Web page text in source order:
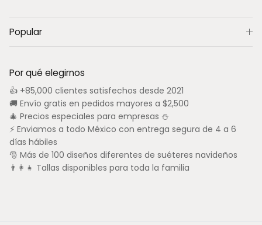
Popular
Por qué elegirnos
👍 +85,000 clientes satisfechos desde 2021
🚚 Envío gratis en pedidos mayores a $2,500
🎄 Precios especiales para empresas ⛄
⚡ Enviamos a todo México con entrega segura de 4 a 6
días hábiles
🎅 Más de 100 diseños diferentes de suéteres navideños
👨‍👩‍👧 Tallas disponibles para toda la familia